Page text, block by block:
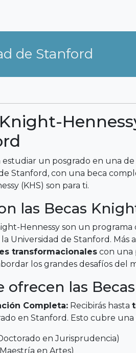
de Stanford
estudiar un posgrado en una
Stanford, con una beca
(KHS) son para ti.
las Becas
Hennessy son un
Universidad de Stanford. Más
transformacionalescon una
los grandes desafíos del
ofrecen las
Completa:Recibirás hasta
en Stanford. Esto cubre
en Jurisprudencia)
en Artes)